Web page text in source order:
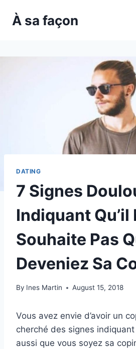
À sa façon
DATING
7 Signes
Indiquant Qu’il
Souhaite Pas
Deveniez Sa
By Ines Martin August 15, 2018
Vous avez envie d’avoir un
cherché des signes indiquant
aussi que vous soyez sa